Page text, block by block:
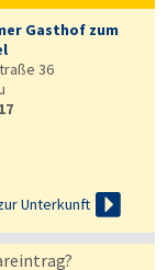
Gasthof zum
36
Unterkunft 